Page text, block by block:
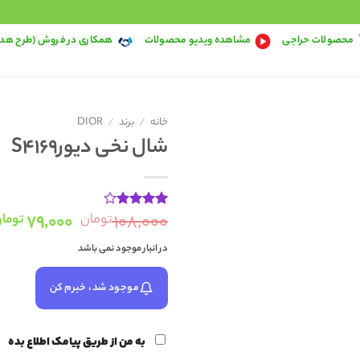
محصولات حراجی مشاهده ویدیو محصولات همکاری در فروش (طرح
خانه / برند /
DIOR
شال نخی دیورS4169
امتیاز4
از 5
امتیاز
1
مشتری
۱۰۸,۰۰۰تومان قیمت
بود.
۷۹,۰۰۰
در انبار موجود نمی باشد
موجود شد، خبرم کن
به من از طریق پیامک اطلاع بده